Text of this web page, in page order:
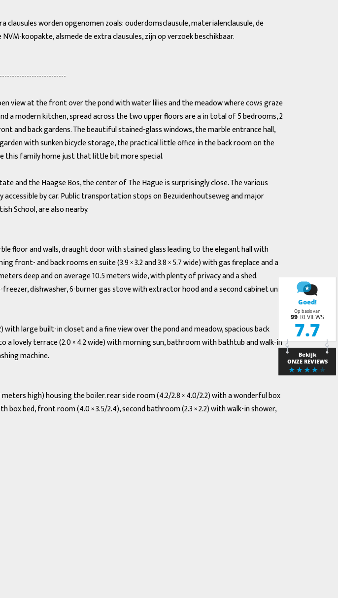
worden opgenomen zoals: ouderdomsclausule, materialenclausule, de
koopakte, alsmede de extra clausules, zijn op verzoek beschikbaar.
view at the front over the pond with water lilies and the meadow where cows graze
modern kitchen, spread across the two upper floors are a in total of 5 bedrooms, 2
and back gardens. The beautiful stained-glass windows, the marble entrance hall,
with sunken bicycle storage, the practical little office in the back room on the
this family home just that little bit more special.
and the Haagse Bos, the center of The Hague is surprisingly close. The various
by car. Public transportation stops on Bezuidenhoutseweg and major
School, are also nearby.
floor and walls, draught door with stained glass leading to the elegant hall with
and back rooms en suite (3.9 × 3.2 and 3.8 × 5.7 wide) with gas fireplace and a
deep and on average 10.5 meters wide, with plenty of privacy and a shed.
dishwasher, 6-burner gas stove with extractor hood and a second cabinet unit.
large built-in closet and a fine view over the pond and meadow, spacious back
a lovely terrace (2.0 × 4.2 wide) with morning sun, bathroom with bathtub and walk-in
machine.
high) housing the boiler. rear side room (4.2/2.8 × 4.0/2.2) with a wonderful box
bed, front room (4.0 × 3.5/2.4), second bathroom (2.3 × 2.2) with walk-in shower,